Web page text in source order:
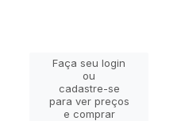
Faça seu login
ou
cadastre-se
para ver preços
e comprar